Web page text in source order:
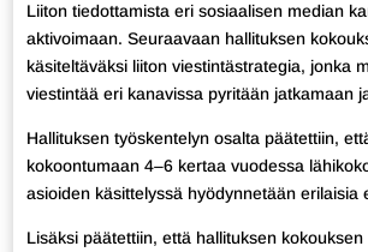
Liiton tiedottamista eri sosiaalisen median
aktivoimaan. Seuraavaan hallituksen
käsiteltäväksi liiton viestintästrategia, jonka
viestintää eri kanavissa pyritään jatkamaan
Hallituksen työskentelyn osalta päätettiin,
kokoontumaan 4–6 kertaa vuodessa
asioiden käsittelyssä hyödynnetään erilaisia
Lisäksi päätettiin, että hallituksen kokouksen